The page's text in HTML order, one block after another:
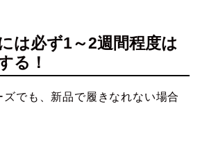
は必ず1～2週間程度は
る！
でも、新品で履きなれない場合